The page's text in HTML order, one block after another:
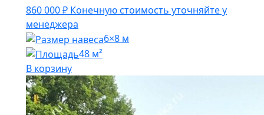
860 000₽ Конечную стоимость уточняйте у
менеджера
6×8 м
48 м²
В корзину